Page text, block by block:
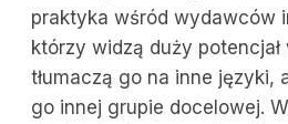
praktyka wśród wydawców
którzy widzą duży
tłumaczą go na inne języki,
go innej grupie docelowej.